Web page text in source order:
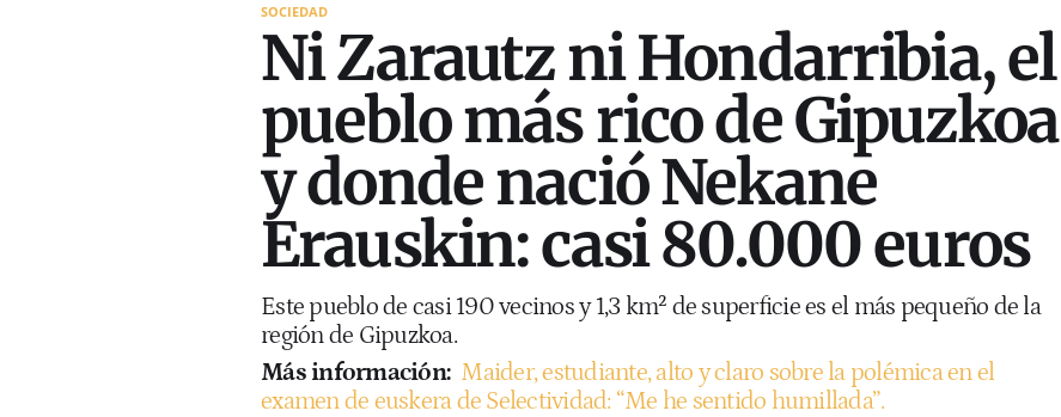
SOCIEDAD
Ni Zarautz ni Hondarribia, el
pueblo más rico de Gipuzkoa
y donde nació Nekane
Erauskin: casi 80.000 euros
Este pueblo de casi 190 vecinos y 1,3 km² de superficie es el más pequeño de la
región de Gipuzkoa.
Más información: Maider, estudiante, alto y claro sobre la polémica en el
examen de euskera de Selectividad: “Me he sentido humillada”.